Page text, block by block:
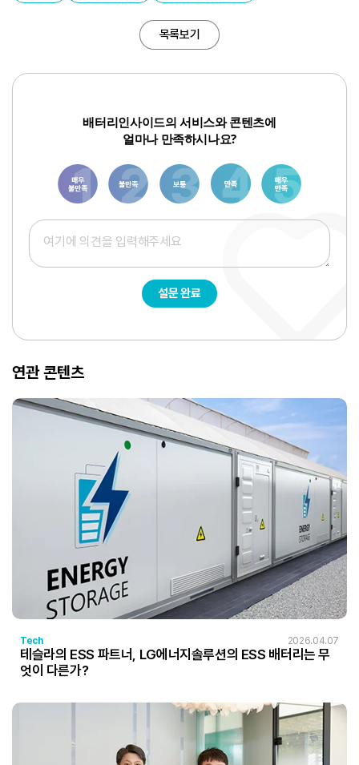
목록보기
배터리인사이드의 서비스와 콘텐츠에
얼마나 만족하시나요?
1 3 6 8 10
설문 완료
연관 콘텐츠
Tech 2026.04.07
테슬라의 ESS 파트너, LG에너지솔루션의 ESS 배터리는 무
엇이 다른가?